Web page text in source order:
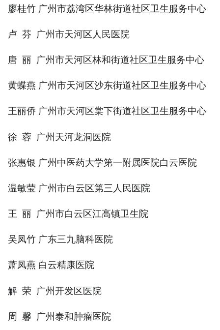
廖桂竹 广州市荔湾区华林街道社区卫生服务中心
卢 芬 广州市天河区人民医院
唐 丽 广州市天河区林和街道社区卫生服务中心
黄蝶燕 广州市天河区沙东街道社区卫生服务中心
王丽侨 广州市天河区棠下街道社区卫生服务中心
徐 蓉 广州天河龙洞医院
张惠银 广州中医药大学第一附属医院白云医院
温敏莹 广州市白云区第三人民医院
王 丽 广州市白云区江高镇卫生院
吴凤竹 广东三九脑科医院
萧凤燕 白云精康医院
解 荣 广州开发区医院
周 馨 广州泰和肿瘤医院